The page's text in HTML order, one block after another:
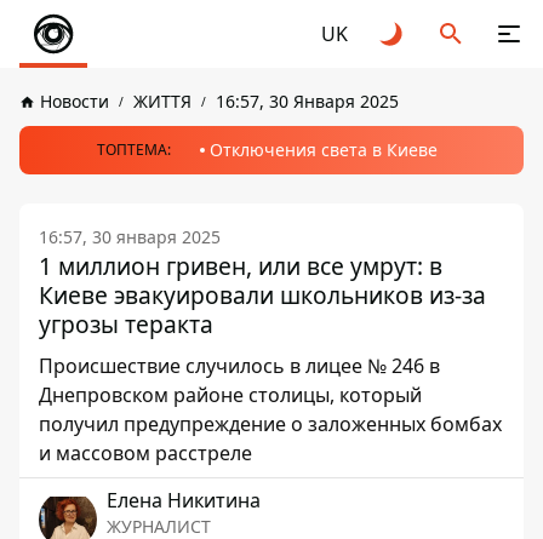
UK
Новости ЖИТТЯ 16:57, 30 Января 2025
ТОПТЕМА: Отключения света в Киеве
16:57, 30 января 2025
1 миллион гривен, или все умрут: в
Киеве эвакуировали школьников из-за
угрозы теракта
Происшествие случилось в лицее № 246 в
Днепровском районе столицы, который
получил предупреждение о заложенных бомбах
и массовом расстреле
Елена Никитина
ЖУРНАЛИСТ